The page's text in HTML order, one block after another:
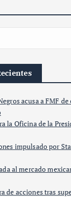
acusa a FMF
la Oficina de la
impulsado por
al mercado
de acciones tras